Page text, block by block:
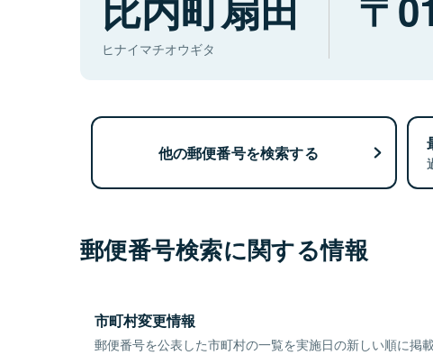
ヒナイマチオウギタ
他の郵便番号を検索する
郵便番号検索に関する情報
市町村変更情報
郵便番号を公表した市町村の一覧を実施日の新しい順に掲載